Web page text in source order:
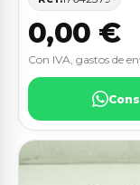
0,00 €
Con IVA, gastos de